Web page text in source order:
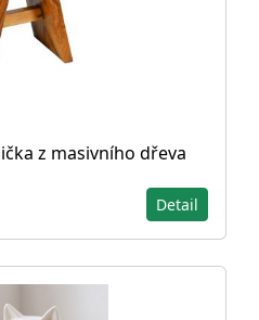
z masivního dřeva
Detail